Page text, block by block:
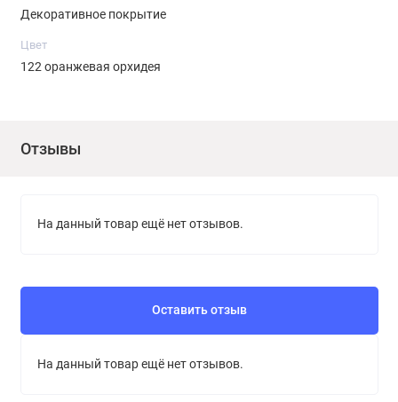
Декоративное покрытие
Цвет
122 оранжевая орхидея
Отзывы
На данный товар ещё нет отзывов.
Оставить отзыв
На данный товар ещё нет отзывов.